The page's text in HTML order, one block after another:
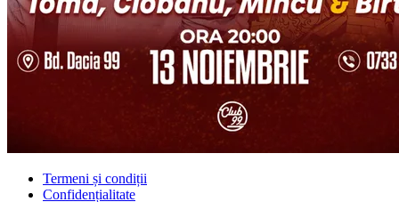
Termeni și condiții
Confidențialitate